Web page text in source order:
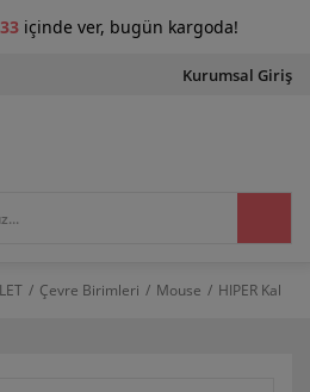
Kurumsal Giriş
Çevre Birimleri Mouse HIPER